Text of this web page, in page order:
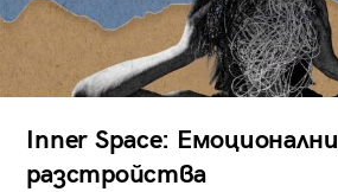
Inner Space: Емоционални
разстройства